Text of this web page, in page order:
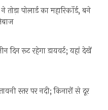
पोलार्ड का महारिकॉर्ड, बने
दिन रूट रहेगा डायवर्ट; यहां देखें
स्तर पर नदी; किनारों से दूर